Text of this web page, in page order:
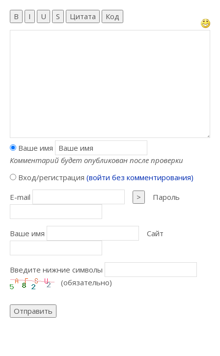
B I U S Цитата Код
Ваше имя
Комментарий будет опубликован после проверки
Вход/регистрация (войти без комментирования)
E-mail
> Пароль
Ваше имя Сайт
Введите нижние символы
(обязательно)
Отправить